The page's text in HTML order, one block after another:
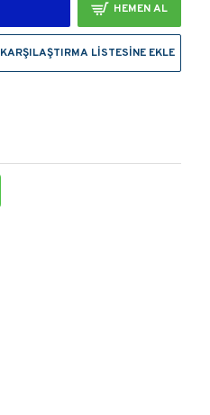
HEMEN AL
KARŞILAŞTIRMA LISTESINE EKLE